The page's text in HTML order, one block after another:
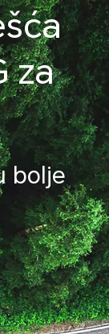
za
bolje